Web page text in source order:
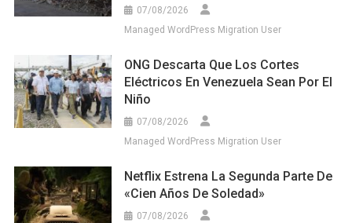
07/08/2026
Managed WordPress Migration User
ONG Descarta Que Los Cortes
Eléctricos En Venezuela Sean Por El
Niño
07/08/2026
Managed WordPress Migration User
Netflix Estrena La Segunda Parte De
«Cien Años De Soledad»
07/08/2026